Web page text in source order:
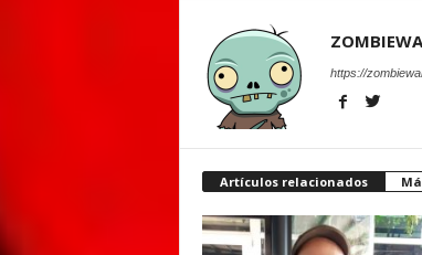
https://
Artículos relacionados